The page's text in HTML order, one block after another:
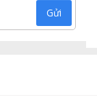
Gửi